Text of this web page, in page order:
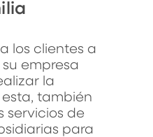
los clientes a
empresa
la
también
servicios de
para